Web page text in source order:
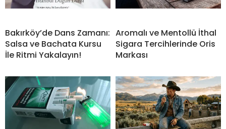
Bakırköy’de Dans Zamanı:
Salsa ve Bachata Kursu
İle Ritmi Yakalayın!
Aromalı ve Mentollü İthal
Sigara Tercihlerinde Oris
Markası